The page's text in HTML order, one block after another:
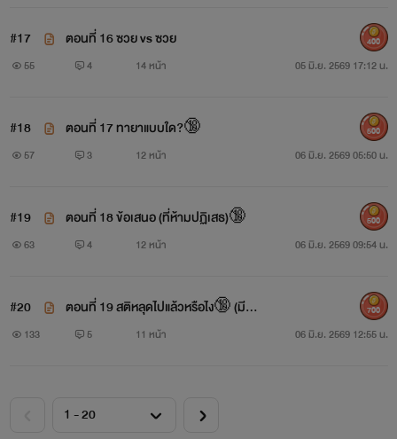
#17 ตอนที่ 16 ซวย vs ซวย
55 4 14 หน้า 05 มิ.ย. 2569 17:12 น.
400
#18 ตอนที่ 17 ทายาแบบใด?🔞
57 3 12 หน้า 06 มิ.ย. 2569 05:50 น.
500
#19 ตอนที่ 18 ข้อเสนอ (ที่ห้ามปฏิเสธ)🔞
63 4 12 หน้า 06 มิ.ย. 2569 09:54 น.
500
#20
ตอนที่ 19 สติหลุดไปแล้วหรือไง🔞 (มีรูป
18+)
133 5 11 หน้า 06 มิ.ย. 2569 12:55 น.
700